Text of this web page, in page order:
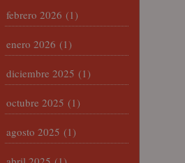
febrero 2026 (1)
enero 2026 (1)
diciembre 2025 (1)
octubre 2025 (1)
agosto 2025 (1)